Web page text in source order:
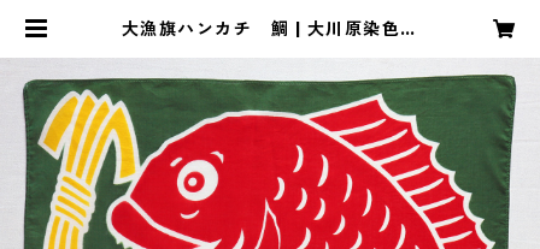
大漁旗ハンカチ 鯛 | 大川原染色本